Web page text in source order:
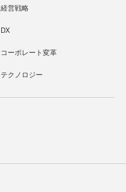
経営戦略
DX
コーポレート変革
テクノロジー